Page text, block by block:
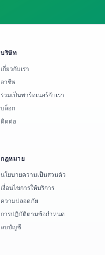
บริษัท
เกี่ยวกับเรา
อาชีพ
ร่วมเป็นพาร์ทเนอร์กับเรา
บล็อก
ติดต่อ
กฎหมาย
นโยบายความเป็นส่วนตัว
เงื่อนไขการให้บริการ
ความปลอดภัย
การปฏิบัติตามข้อกำหนด
ลบบัญชี